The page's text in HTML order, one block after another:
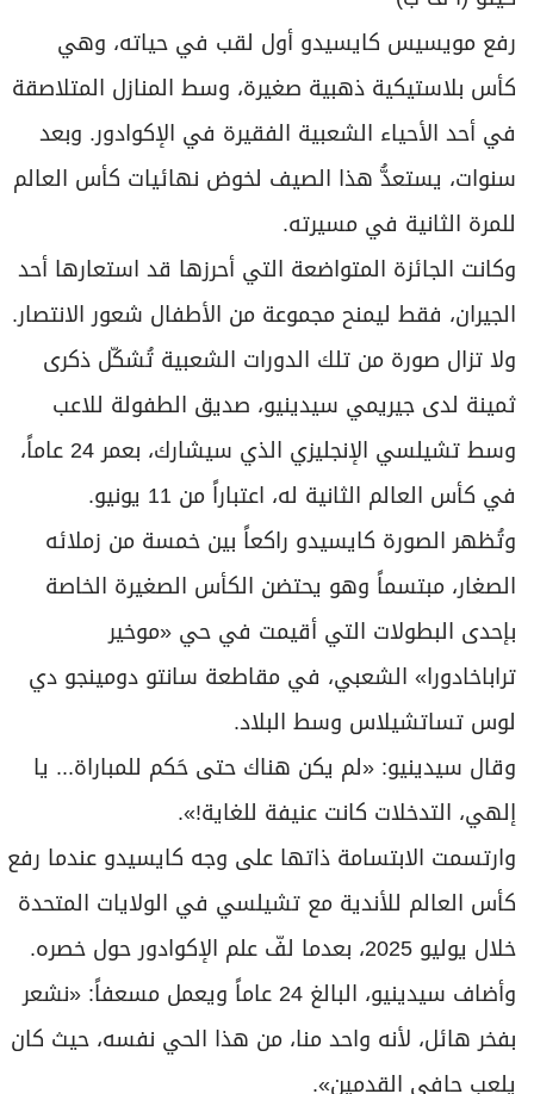
عدد اليوم
مواقيت الصلاة
الأحوال الجوية
رفع مويسيس كايسيدو أول لقب في حياته، وهي
كأس بلاستيكية ذهبية صغيرة، وسط المنازل المتلاصقة
في أحد الأحياء الشعبية الفقيرة في الإكوادور. وبعد
سنوات، يستعدُّ هذا الصيف لخوض نهائيات كأس العالم
للمرة الثانية في مسيرته.
وكانت الجائزة المتواضعة التي أحرزها قد استعارها أحد
الجيران، فقط ليمنح مجموعة من الأطفال شعور الانتصار.
ولا تزال صورة من تلك الدورات الشعبية تُشكّل ذكرى
ثمينة لدى جيريمي سيدينيو، صديق الطفولة للاعب
وسط تشيلسي الإنجليزي الذي سيشارك، بعمر 24 عاماً،
في كأس العالم الثانية له، اعتباراً من 11 يونيو.
وتُظهر الصورة كايسيدو راكعاً بين خمسة من زملائه
الصغار، مبتسماً وهو يحتضن الكأس الصغيرة الخاصة
بإحدى البطولات التي أقيمت في حي «موخير
تراباخادورا» الشعبي، في مقاطعة سانتو دومينجو دي
لوس تساتشيلاس وسط البلاد.
وقال سيدينيو: «لم يكن هناك حتى حَكم للمباراة... يا
إلهي، التدخلات كانت عنيفة للغاية!».
وارتسمت الابتسامة ذاتها على وجه كايسيدو عندما رفع
كأس العالم للأندية مع تشيلسي في الولايات المتحدة
خلال يوليو 2025، بعدما لفّ علم الإكوادور حول خصره.
وأضاف سيدينيو، البالغ 24 عاماً ويعمل مسعفاً: «نشعر
بفخر هائل، لأنه واحد منا، من هذا الحي نفسه، حيث كان
يلعب حافي القدمين».